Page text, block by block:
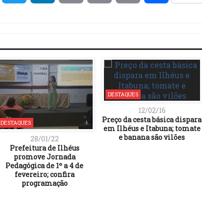
DESTAQUES
28/01/22
Prefeitura de Ilhéus
promove Jornada
Pedagógica de 1º a 4 de
fevereiro; confira
programação
DESTAQUES
12/02/16
Preço da cesta básica dispara
em Ilhéus e Itabuna; tomate
e banana são vilões